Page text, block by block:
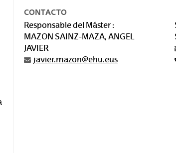
CONTACTO
Responsable del Máster :
MAZON SAINZ-MAZA, ANGEL
JAVIER
javier.mazon@ehu.eus